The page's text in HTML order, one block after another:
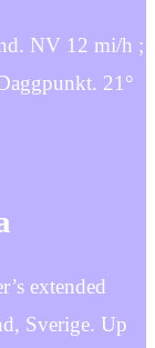
NV 12 mi/h ;
21°
extended
Sverige. Up